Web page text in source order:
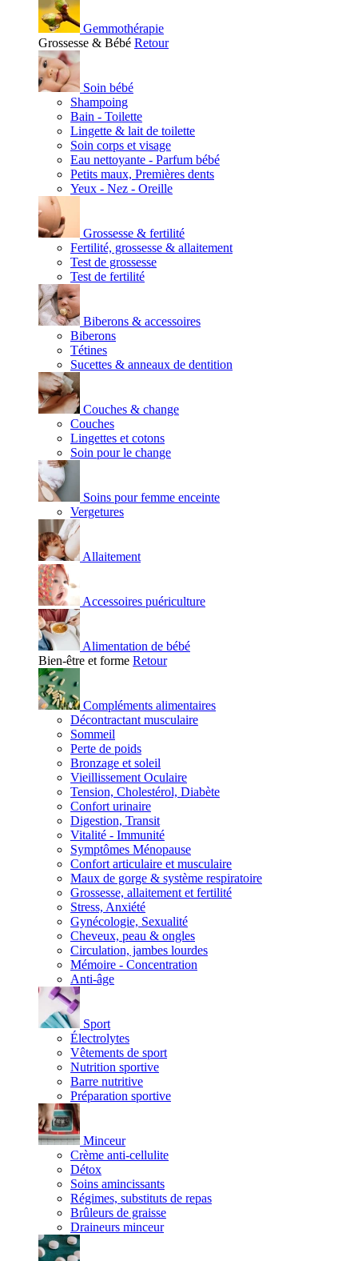
Gemmothérapie
Grossesse & Bébé Retour
Soin bébé
Shampoing
Bain - Toilette
Lingette & lait de toilette
Soin corps et visage
Eau nettoyante - Parfum bébé
Petits maux, Premières dents
Yeux - Nez - Oreille
Grossesse & fertilité
Fertilité, grossesse & allaitement
Test de grossesse
Test de fertilité
Biberons & accessoires
Biberons
Tétines
Sucettes & anneaux de dentition
Couches & change
Couches
Lingettes et cotons
Soin pour le change
Soins pour femme enceinte
Vergetures
Allaitement
Accessoires puériculture
Alimentation de bébé
Bien-être et forme Retour
Compléments alimentaires
Décontractant musculaire
Sommeil
Perte de poids
Bronzage et soleil
Vieillissement Oculaire
Tension, Cholestérol, Diabète
Confort urinaire
Digestion, Transit
Vitalité - Immunité
Symptômes Ménopause
Confort articulaire et musculaire
Maux de gorge & système respiratoire
Grossesse, allaitement et fertilité
Stress, Anxiété
Gynécologie, Sexualité
Cheveux, peau & ongles
Circulation, jambes lourdes
Mémoire - Concentration
Anti-âge
Sport
Électrolytes
Vêtements de sport
Nutrition sportive
Barre nutritive
Préparation sportive
Minceur
Crème anti-cellulite
Détox
Soins amincissants
Régimes, substituts de repas
Brûleurs de graisse
Draineurs minceur